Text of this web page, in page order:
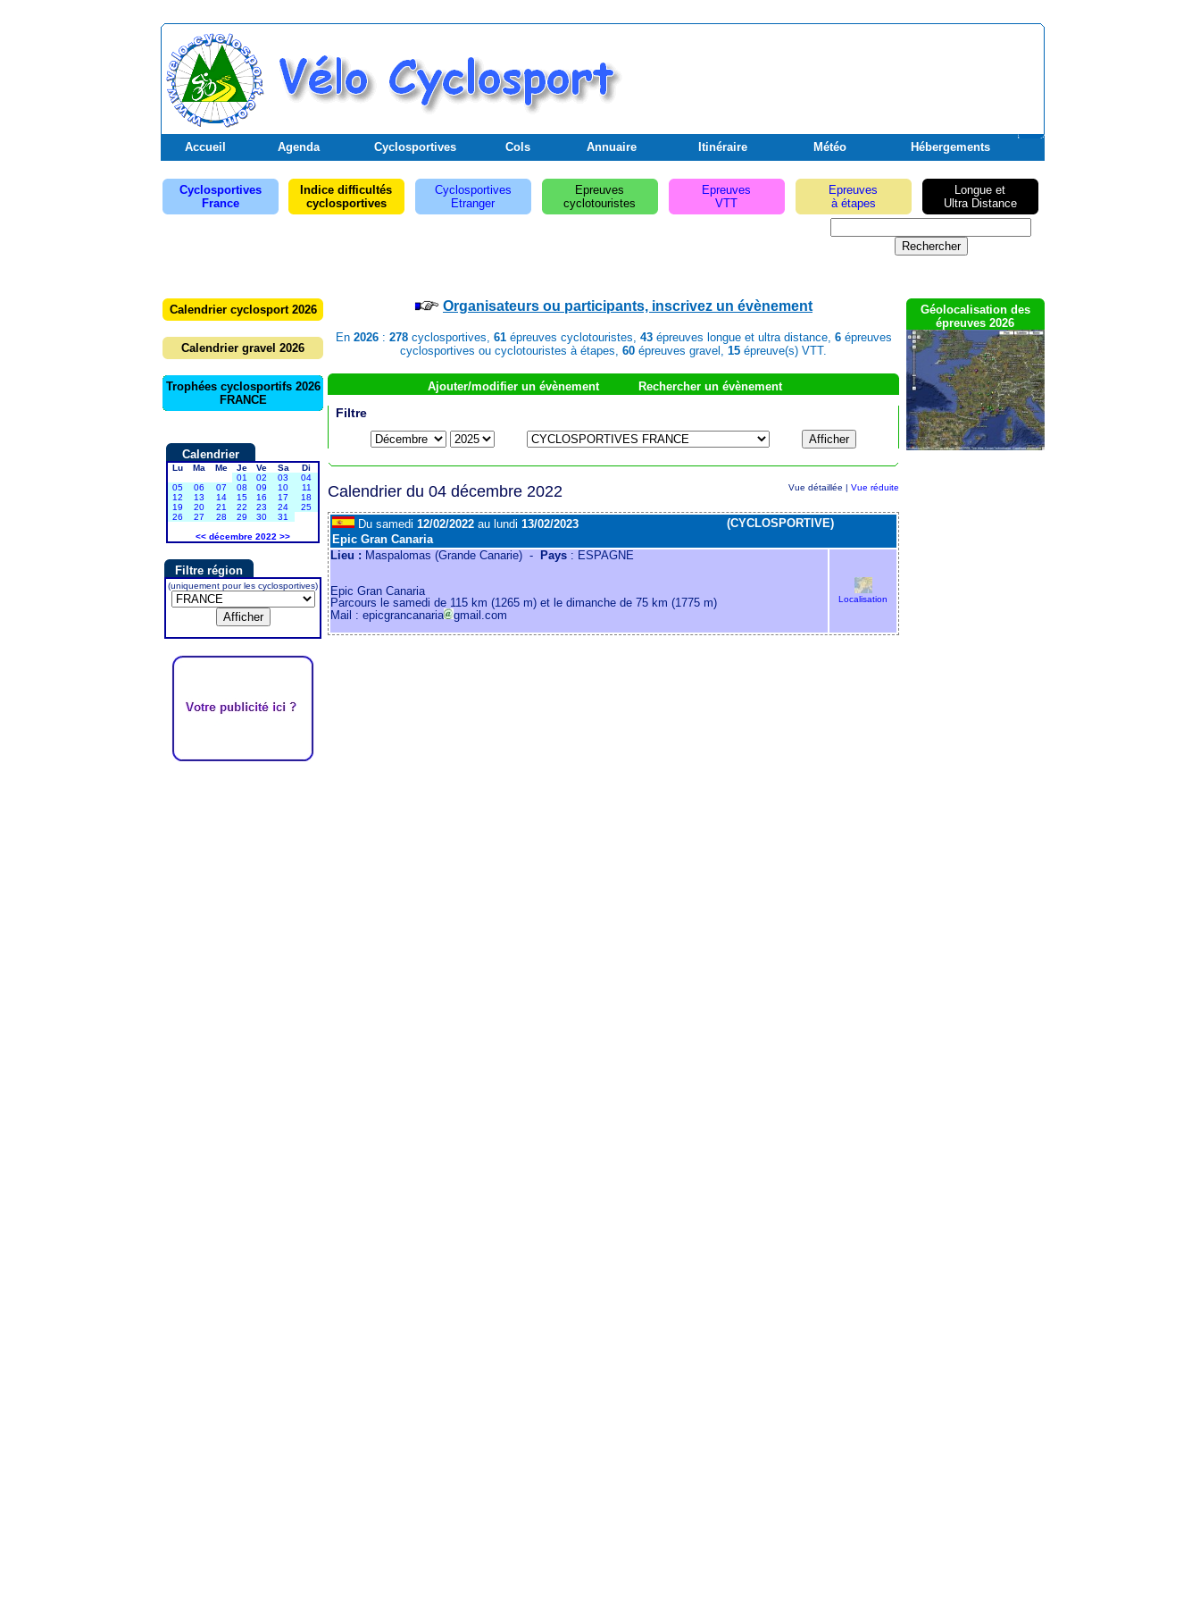
Accueil Agenda Cyclosportives Cols Annuaire Itinéraire Météo Hébergements
Cyclosportives
France
Indice difficultés
cyclosportives
Cyclosportives
Etranger
Epreuves
cyclotouristes
Epreuves
VTT
Epreuves
à étapes
Longue et
Ultra Distance
Calendrier cyclosport 2026
Calendrier gravel 2026
Trophées cyclosportifs 2026
FRANCE
Calendrier
Lu Ma Me Je Ve Sa
Di
01
02 03
04
05
06 07 08 09 10
11
12
13 14 15 16 17
18
19
20 21 22 23 24
25
26
27 28 29 30
31
<< décembre 2022 >>
Filtre région
(uniquement pour les cyclosportives)
Organisateurs ou participants, inscrivez un évènement
En 2026: 278cyclosportives, 61épreuves cyclotouristes, 43épreuves longue et ultra distance, 6épreuves
cyclosportives ou cyclotouristes à étapes, 60 épreuves gravel, 15 épreuve(s) VTT.
Ajouter/modifier un évènement Rechercher un évènement
Filtre
Calendrier du 04 décembre 2022 Vue détaillée | Vue réduite
Du samedi 12/02/2022 au lundi 13/02/2023
(CYCLOSPORTIVE)
Epic Gran Canaria
Lieu : Maspalomas (Grande Canarie) - Pays : ESPAGNE
Epic Gran Canaria
Parcours le samedi de 115 km (1265 m) et le dimanche de 75 km (1775 m)
Mail : epicgrancanaria
gmail.com
Localisation
Géolocalisation des
épreuves 2026